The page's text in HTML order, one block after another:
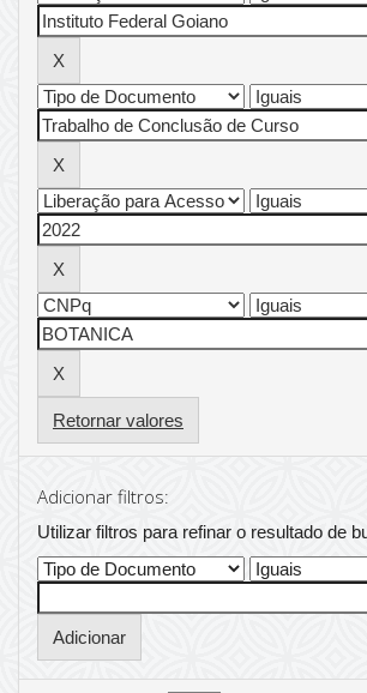
Retornar valores
Adicionar filtros:
Utilizar filtros para refinar o resultado de